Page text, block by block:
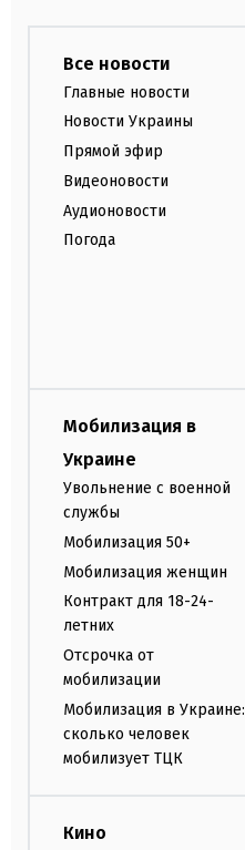
Все новости
Главные новости
Новости Украины
Прямой эфир
Видеоновости
Аудионовости
Погода
Мобилизация в
Украине
Увольнение с военной
службы
Мобилизация 50+
Мобилизация женщин
Контракт для 18-24-
летних
Отсрочка от
мобилизации
Мобилизация в Украине:
сколько человек
мобилизует ТЦК
Кино